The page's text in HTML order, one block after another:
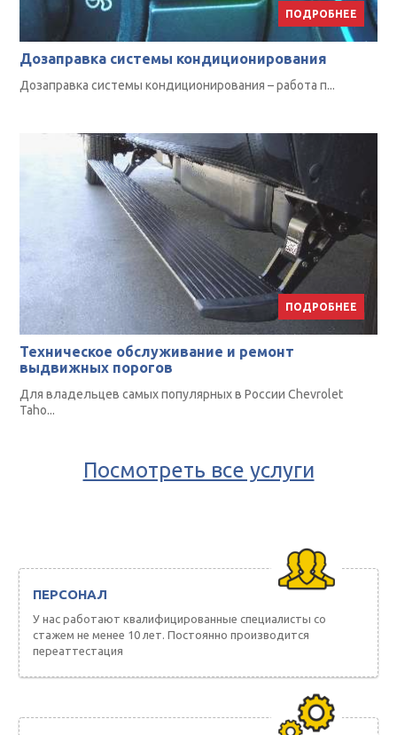
ПОДРОБНЕЕ
Дозаправка системы кондиционирования
Дозаправка системы кондиционирования – работа п...
ПОДРОБНЕЕ
Техническое обслуживание и ремонт
выдвижных порогов
Для владельцев самых популярных в России Chevrolet
Taho...
Посмотреть все услуги
ПЕРСОНАЛ
У нас работают квалифицированные специалисты со
стажем не менее 10 лет. Постоянно производится
переаттестация